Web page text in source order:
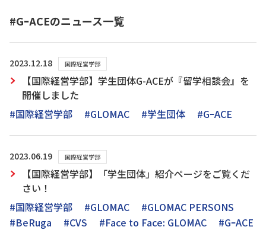
#GｰACEのニュース一覧
2023.12.18 国際経営学部
【国際経営学部】学生団体G-ACEが『留学相談会』を
開催しました
#国際経営学部
#GLOMAC #学生団体 #GｰACE
2023.06.19 国際経営学部
【国際経営学部】「学生団体」紹介ページをご覧くだ
さい！
#国際経営学部
#GLOMAC
#GLOMAC PERSONS
#BeRuga
#CVS #Face to Face: GLOMAC
#GｰACE